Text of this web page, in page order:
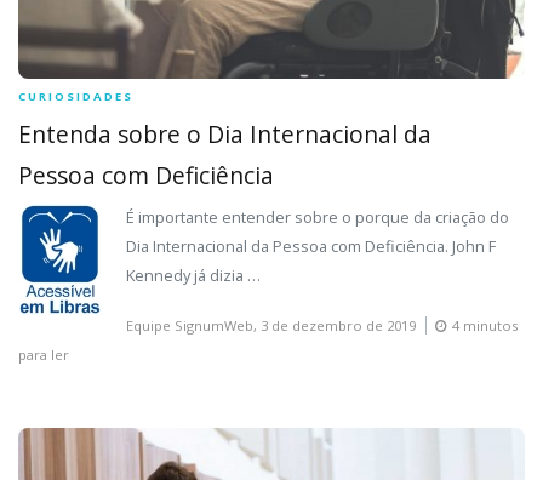
CURIOSIDADES
Entenda sobre o Dia Internacional da
Pessoa com Deficiência
É importante entender sobre o porque da criação do
Dia Internacional da Pessoa com Deficiência. John F
Kennedy já dizia …
Equipe SignumWeb, 3 de dezembro de 2019
4 minutos
para ler